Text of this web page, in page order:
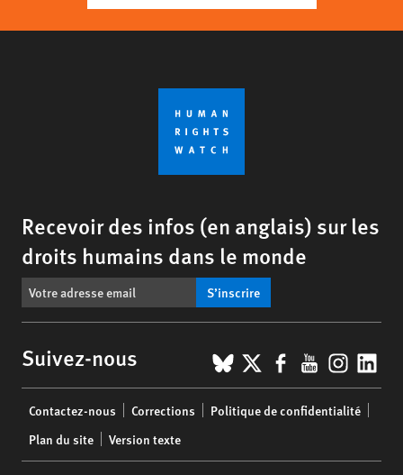
Recevoir des infos (en anglais) sur les
droits humains dans le monde
S’inscrire
Suivez-nous BlueSky
X Facebook
YouTube
menu
Contactez-nous Corrections
Politique de confidentialité
Plan du site
Version texte